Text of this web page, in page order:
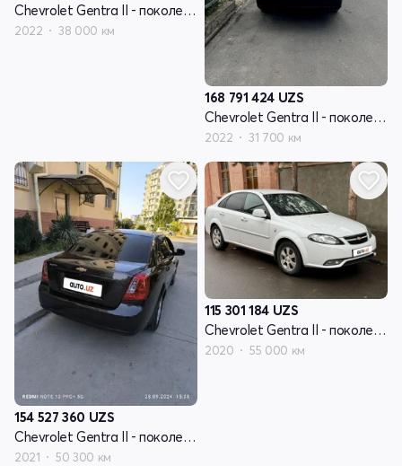
Chevrolet Gentra II - поколение
2022 38 000 км
168 791 424 UZS
Chevrolet Gentra II - поколение
2022 31 700 км
154 527 360 UZS
Chevrolet Gentra II - поколение
2021 50 300 км
115 301 184 UZS
Chevrolet Gentra II - поколение
2020 55 000 км